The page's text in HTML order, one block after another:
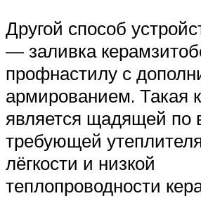
Другой способ
— заливка
профнастилу с
армированием. Такая
является щадящей по
требующей
лёгкости и низкой
теплопроводности